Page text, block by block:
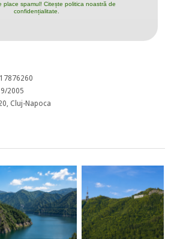
place spamul! Citește politica noastră de
confidențialitate.
2005
Cluj-Napoca